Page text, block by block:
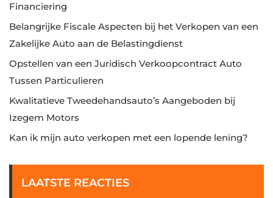
Financiering
Belangrijke Fiscale Aspecten bij het Verkopen van een
Zakelijke Auto aan de Belastingdienst
Opstellen van een Juridisch Verkoopcontract Auto
Tussen Particulieren
Kwalitatieve Tweedehandsauto’s Aangeboden bij
Izegem Motors
Kan ik mijn auto verkopen met een lopende lening?
LAATSTE REACTIES